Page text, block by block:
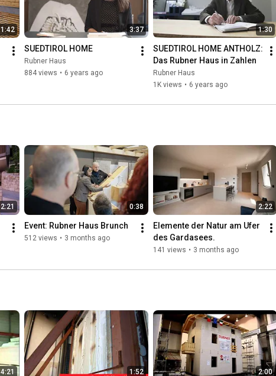
1:42 3:37
SUEDTIROL HOME
Rubner Haus
884 views • 6 years ago
1:30
SUEDTIROL HOME ANTHOLZ:
Das Rubner Haus in Zahlen
Rubner Haus
1K views • 6 years ago
2:21 0:38
Event: Rubner Haus Brunch
512 views • 3 months ago
2:22
Elemente der Natur am Ufer
des Gardasees.
141 views • 3 months ago
4:21 1:52 2:00